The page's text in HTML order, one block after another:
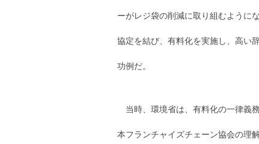
ーがレジ袋の削減に取り組むように
協定を結び、有料化を実施し、高い
功例だ。
当時、環境省は、有料化の一律義
本フランチャイズチェーン協会の理